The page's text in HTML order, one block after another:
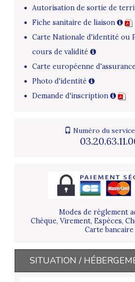
Autorisation de sortie de
Fiche sanitaire de liaison
Carte Nationale d'identité ou
cours de validité
Carte européenne
Photo d'identité
Demande d'inscription
Numéro du
Modes de règlement
Chèque, Virement, Espèces,
Carte bancaire
SITUATION /